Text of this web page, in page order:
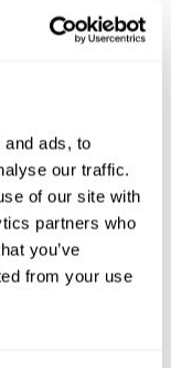
ads, to
our traffic.
of our site with
partners who
you’ve
from your use